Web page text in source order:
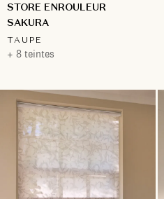
STORE ENROULEUR
SAKURA
TAUPE
+ 8 teintes